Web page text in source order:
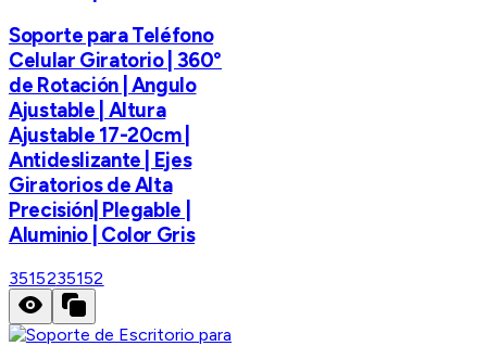
Soporte para Teléfono
Celular Giratorio | 360°
de Rotación | Angulo
Ajustable | Altura
Ajustable 17-20cm |
Antideslizante | Ejes
Giratorios de Alta
Precisión| Plegable |
Aluminio | Color Gris
3515235152